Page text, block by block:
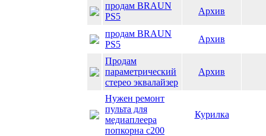
продам BRAUN
PS5
Архив
продам BRAUN
PS5
Архив
Продам
параметрический
стерео эквалайзер
Архив
Нужен ремонт
пульта для
медиаплеера
попкорна с200
Курилка